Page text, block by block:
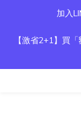
加入
【激省2+1】買